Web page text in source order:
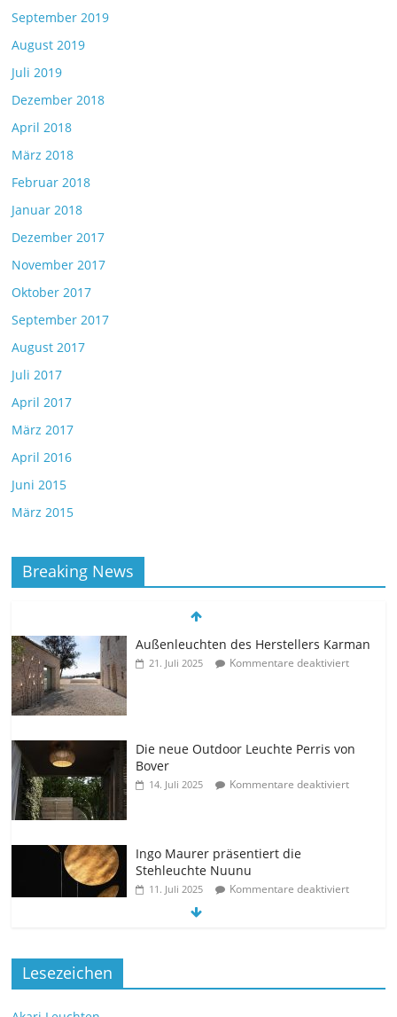
September 2019
August 2019
Juli 2019
Dezember 2018
April 2018
März 2018
Februar 2018
Januar 2018
Dezember 2017
November 2017
Oktober 2017
September 2017
August 2017
Juli 2017
April 2017
März 2017
April 2016
Juni 2015
März 2015
Breaking News
Außenleuchten des Herstellers Karman
21. Juli 2025 Kommentare deaktiviert
Die neue Outdoor Leuchte Perris von
Bover
14. Juli 2025 Kommentare deaktiviert
Ingo Maurer präsentiert die
Stehleuchte Nuunu
11. Juli 2025 Kommentare deaktiviert
e
Tischleuchte Spectra des Herstellers Brokis
Lesezeichen